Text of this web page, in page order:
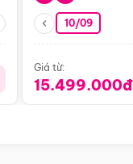
10/09
Giá từ:
15.499.000đ